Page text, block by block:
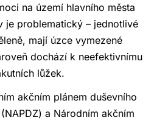
na území hlavního města
je problematický – jednotlivé
mají úzce vymezené
dochází k neefektivnímu
lůžek.
akčním plánem duševního
a Národním akčním